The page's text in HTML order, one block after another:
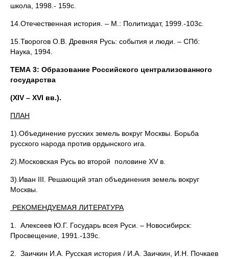
школа, 1998.- 159с.
14.Отечественная история. – М.: Политиздат, 1999.-103с.
15.Творогов О.В. Древняя Русь: события и люди. – СПб:
Наука, 1994.
ТЕМА 3: Образование Российского централизованного
государства
(XIV – XVI вв.).
ПЛАН
1).Объединение русских земель вокруг Москвы. Борьба
русского народа против ордынского ига.
2).Московская Русь во второй половине XV в.
3).Иван III. Решающий этап объединения земель вокруг
Москвы.
РЕКОМЕНДУЕМАЯ ЛИТЕРАТУРА
1. Алексеев Ю.Г. Государь всея Руси. – Новосибирск:
Просвещение, 1991.-139с.
2. Заичкин И.А. Русская история / И.А. Заичкин, И.Н. Почкаев